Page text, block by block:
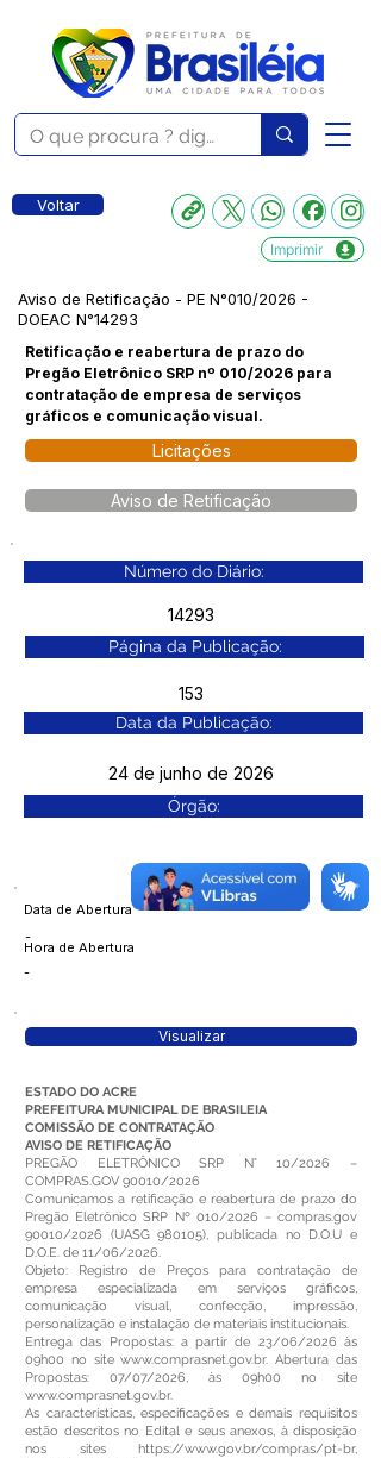
Voltar
Imprimir
Aviso de Retificação - PE N°010/2026 -
DOEAC N°14293
Retificação e reabertura de prazo do
Pregão Eletrônico SRP nº 010/2026 para
contratação de empresa de serviços
gráficos e comunicação visual.
Licitações
Aviso de Retificação
Número do Diário:
14293
Página da Publicação:
153
Data da Publicação:
24 de junho de 2026
Órgão:
Data de Abertura
-
Hora de Abertura
-
Visualizar
ESTADO DO ACRE
PREFEITURA MUNICIPAL DE BRASILEIA
COMISSÃO DE CONTRATAÇÃO
AVISO DE RETIFICAÇÃO
PREGÃO ELETRÔNICO SRP N° 10/2026 –
COMPRAS.GOV 90010/2026
Comunicamos a retificação e reabertura de prazo do
Pregão Eletrônico SRP Nº 010/2026 – compras.gov
90010/2026 (UASG 980105), publicada no D.O.U e
D.O.E. de 11/06/2026.
Objeto: Registro de Preços para contratação de
empresa especializada em serviços gráficos,
comunicação visual, confecção, impressão,
personalização e instalação de materiais institucionais.
Entrega das Propostas: a partir de 23/06/2026 às
09h00 no sitewww.comprasnet.gov.br. Abertura das
Propostas: 07/07/2026, às 09h00 no site
www.comprasnet.gov.br.
As características, especificações e demais requisitos
estão descritos no Edital e seus anexos, à disposição
nos sites https://www.gov.br/compras/pt-br,